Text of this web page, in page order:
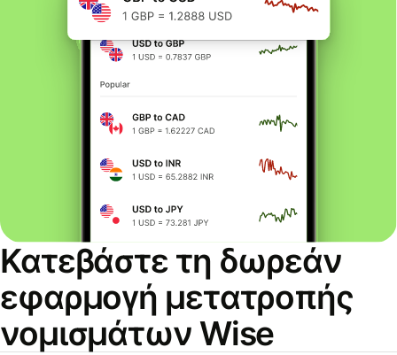
Κατεβάστε τη δωρεάν
εφαρμογή μετατροπής
νομισμάτων Wise